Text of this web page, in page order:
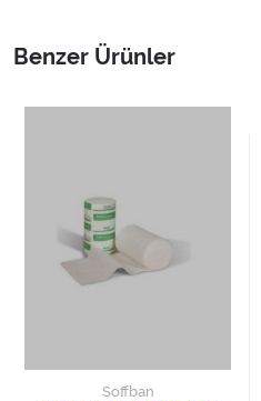
Benzer Ürünler
Soffban